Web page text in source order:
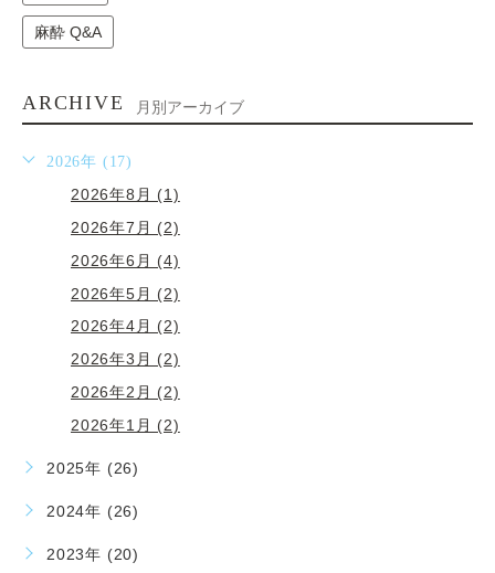
麻酔 Q&A
ARCHIVE 月別アーカイブ
2026年 (17)
2026年8月 (1)
2026年7月 (2)
2026年6月 (4)
2026年5月 (2)
2026年4月 (2)
2026年3月 (2)
2026年2月 (2)
2026年1月 (2)
2025年 (26)
2024年 (26)
2023年 (20)